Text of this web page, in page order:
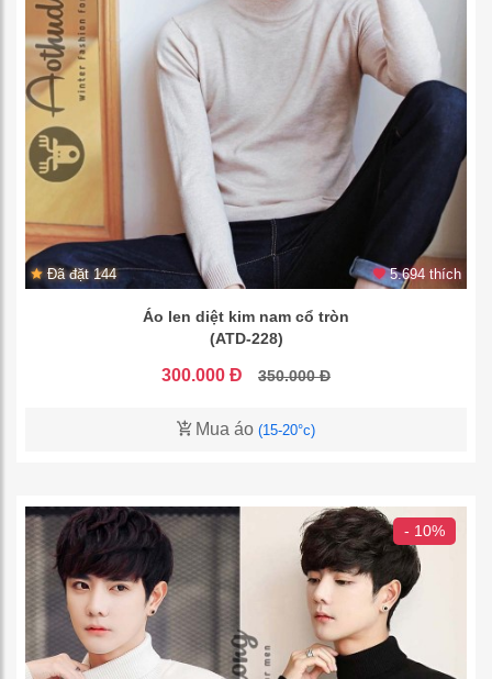
Đã đặt 144 5.694 thích
Áo len diệt kim nam cổ tròn
(ATD-228)
300.000 Đ 350.000 Đ
Mua áo (15-20°c)
- 10%